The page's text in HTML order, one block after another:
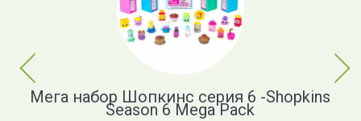
Previous
Мега набор Шопкинс серия 6 -Shopkins
Season 6 Mega Pack
Next